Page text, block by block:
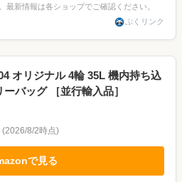
最新情報は各ショップでご確認ください。
ぷくリンク
オリジナル 4輪 35L 機内持ち込
バッグ ［並行輸入品］
(2026/8/2時点)
で見る